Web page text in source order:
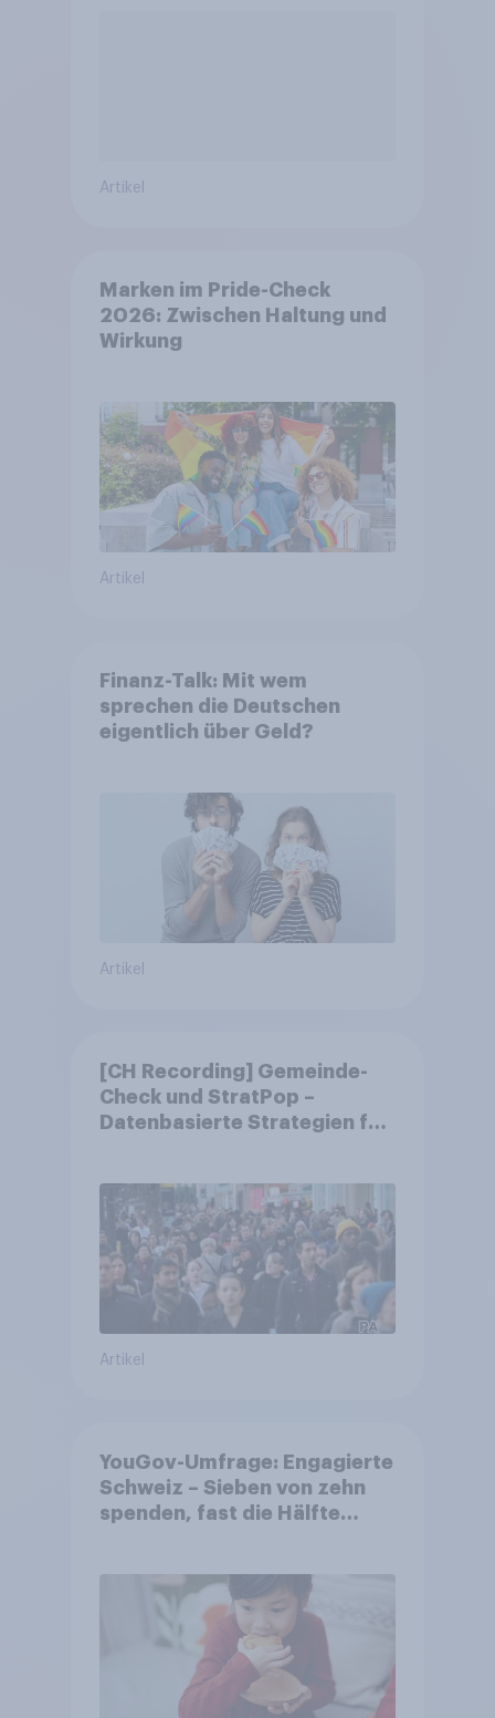
Artikel
Marken im Pride-Check
2026: Zwischen Haltung und
Wirkung
Artikel
Finanz-Talk: Mit wem
sprechen die Deutschen
eigentlich über Geld?
Artikel
[CH Recording] Gemeinde-
Check und StratPop –
Datenbasierte Strategien für
Artikel
YouGov-Umfrage: Engagierte
Schweiz – Sieben von zehn
spenden, fast die Hälfte